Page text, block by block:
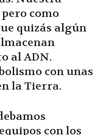
como
quizás algún
al ADN.
con unas
la Tierra.
con los